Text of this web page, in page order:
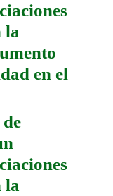
la
en el
la